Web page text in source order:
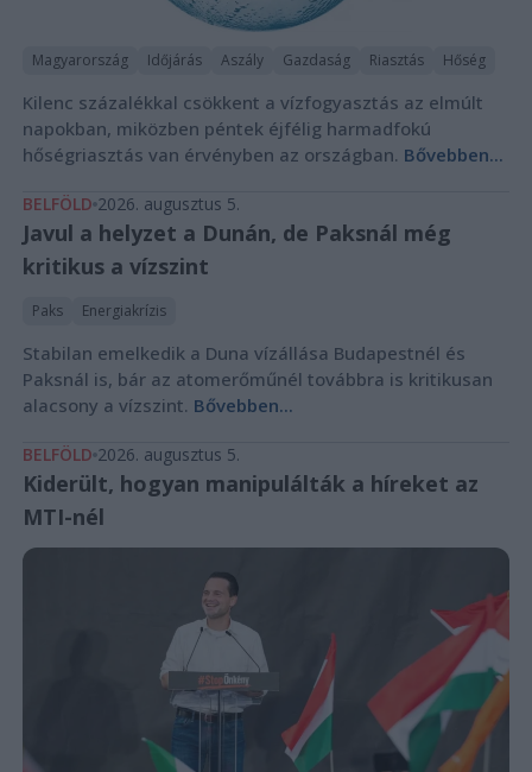
Magyarország Időjárás Aszály Gazdaság Riasztás Hőség
Kilenc százalékkal csökkent a vízfogyasztás az elmúlt
napokban, miközben péntek éjfélig harmadfokú
hőségriasztás van érvényben az országban. Bővebben...
BELFÖLD 2026. augusztus 5.
Javul a helyzet a Dunán, de Paksnál még
kritikus a vízszint
Paks Energiakrízis
Stabilan emelkedik a Duna vízállása Budapestnél és
Paksnál is, bár az atomerőműnél továbbra is kritikusan
alacsony a vízszint. Bővebben...
BELFÖLD 2026. augusztus 5.
Kiderült, hogyan manipulálták a híreket az
MTI-nél